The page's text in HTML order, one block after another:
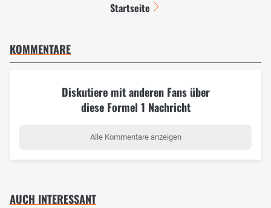
Startseite
KOMMENTARE
Diskutiere mit anderen Fans über
diese Formel 1 Nachricht
Alle Kommentare anzeigen
AUCH INTERESSANT